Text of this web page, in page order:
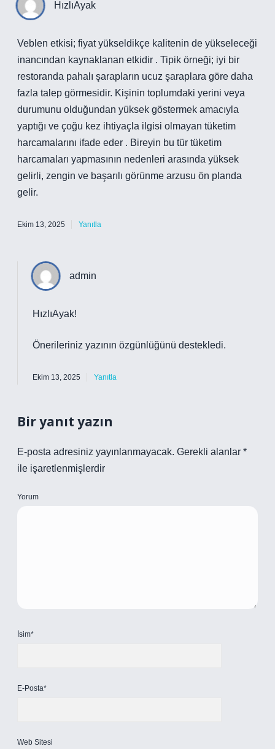
HızlıAyak
Veblen etkisi; fiyat yükseldikçe kalitenin de yükseleceği
inancından kaynaklanan etkidir . Tipik örneği; iyi bir
restoranda pahalı şarapların ucuz şaraplara göre daha
fazla talep görmesidir. Kişinin toplumdaki yerini veya
durumunu olduğundan yüksek göstermek amacıyla
yaptığı ve çoğu kez ihtiyaçla ilgisi olmayan tüketim
harcamalarını ifade eder . Bireyin bu tür tüketim
harcamaları yapmasının nedenleri arasında yüksek
gelirli, zengin ve başarılı görünme arzusu ön planda
gelir.
Ekim 13, 2025 Yanıtla
admin
HızlıAyak!
Önerileriniz yazının özgünlüğünü destekledi.
Ekim 13, 2025 Yanıtla
Bir yanıt yazın
E-posta adresiniz yayınlanmayacak. Gerekli alanlar *
ile işaretlenmişlerdir
Yorum
İsim*
E-Posta*
Web Sitesi